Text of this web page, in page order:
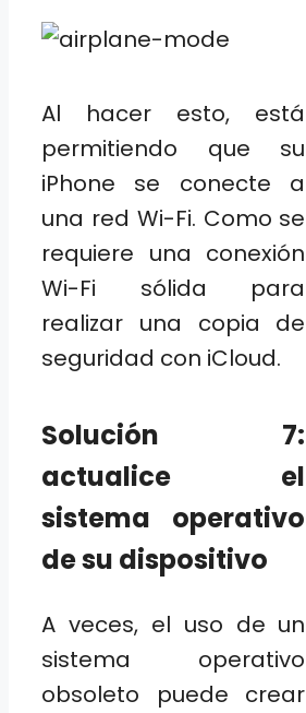
Al hacer esto, está
permitiendo que su
iPhone se conecte a
una red Wi-Fi. Como se
requiere una conexión
Wi-Fi sólida para
realizar una copia de
seguridad con iCloud.
Solución 7:
actualice el
sistema operativo
de su dispositivo
A veces, el uso de un
sistema operativo
obsoleto puede crear